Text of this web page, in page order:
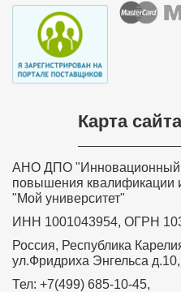
Карта
АНО ДПО "Инновационный
повышения квалификации
"Мой университет"
ИНН 1001043954, ОГРН
Россия, Республика
ул.Фридриха Энгельса
Тел: +7(499) 685-10-45,